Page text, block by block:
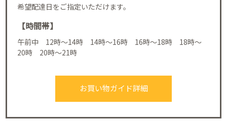
希望配達日をご指定いただけます。
【時間帯】
午前中 12時～14時 14時～16時 16時～18時 18時～
20時 20時～21時
お買い物ガイド詳細